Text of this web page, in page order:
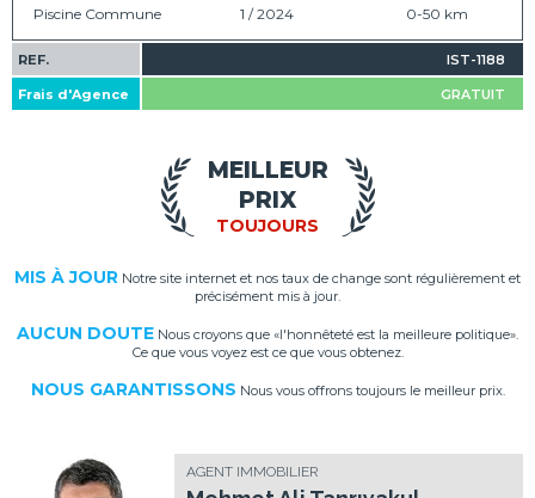
Piscine Commune 1 / 2024 0-50 km
REF. IST-1188
Frais d'Agence GRATUIT
TOUJOURS
MEILLEUR
PRIX
MIS À JOUR Notre site internet et nos taux de change sont régulièrement et
précisément mis à jour.
AUCUN DOUTE Nous croyons que «l'honnêteté est la meilleure politique».
Ce que vous voyez est ce que vous obtenez.
NOUS GARANTISSONS Nous vous offrons toujours le meilleur prix.
AGENT IMMOBILIER